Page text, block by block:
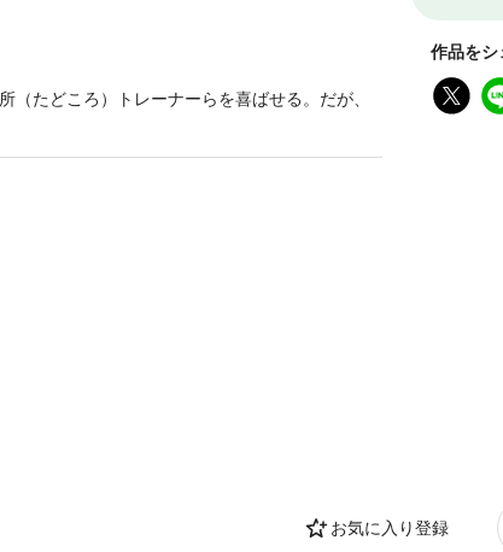
作品をシ
お気に入り登録
たどころ）トレーナーらを喜ばせる。だが、